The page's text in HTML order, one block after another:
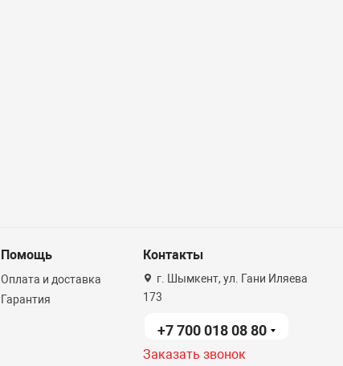
Помощь
Оплата и доставка
Гарантия
Контакты
г. Шымкент, ул. Гани Иляева
173
+7 700 018 08 80
Заказать звонок